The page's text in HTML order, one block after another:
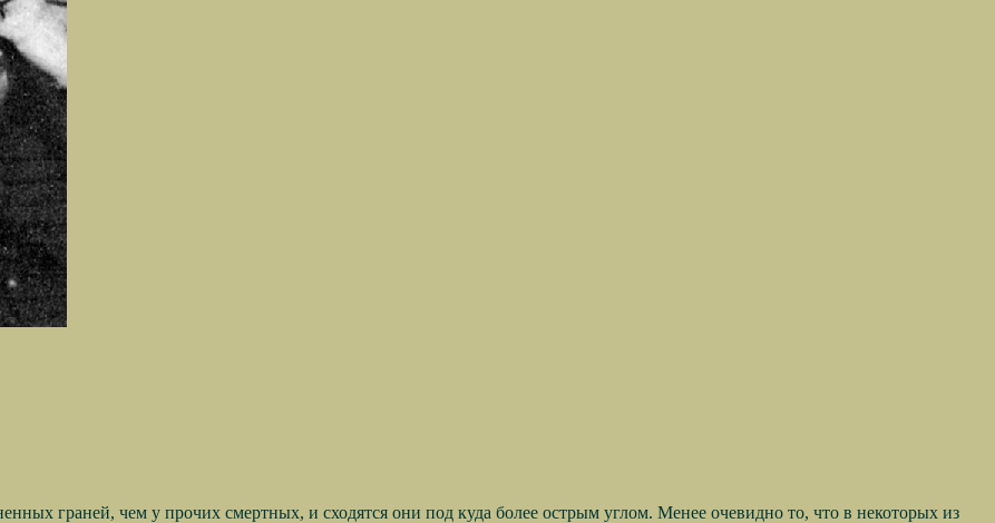
граней, чем у прочих смертных, и сходятся они под куда более острым углом. Менее очевидно то, что в некоторых из